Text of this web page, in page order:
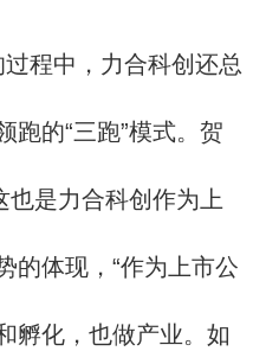
程中，力合科创还总
跑的“三跑”模式。贺
也是力合科创作为上
的体现，“作为上市公
孵化，也做产业。如